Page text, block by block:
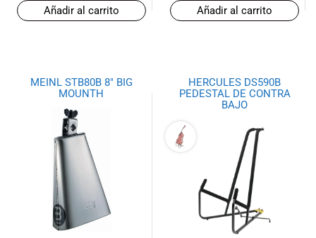
Añadir al carrito Añadir al carrito
MEINL STB80B 8″ BIG
MOUNTH
HERCULES DS590B
PEDESTAL DE CONTRA
BAJO